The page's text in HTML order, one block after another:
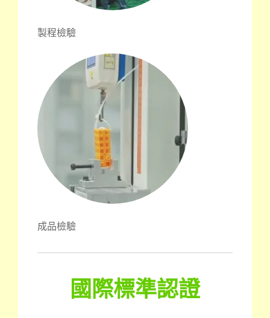
製程檢驗
成品檢驗
國際標準認證